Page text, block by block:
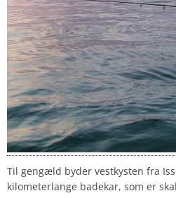
Til gengæld byder vestkysten fra
kilometerlange badekar, som er